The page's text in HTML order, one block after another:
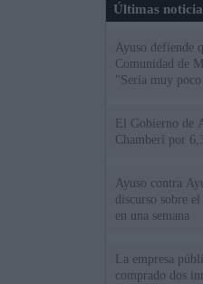
Últimas
Ayuso defiende
Comunidad de
"Sería muy
El Gobierno de
Chamberí por
Ayuso contra
discurso sobre
en una semana
La empresa
comprado dos